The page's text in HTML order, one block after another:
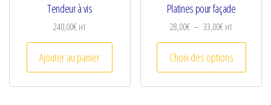
Tendeur à vis
240,00€ HT
Ajouter au panier
Platines pour façade
28,00€ – 33,00€Plage de prix :
HT
Choix des options
Ce